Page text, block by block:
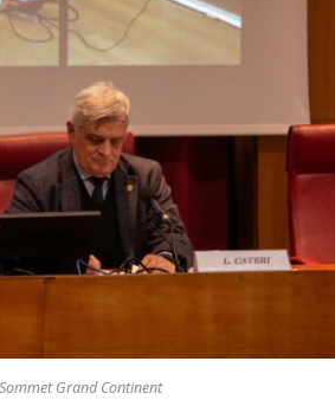
Grand Continent